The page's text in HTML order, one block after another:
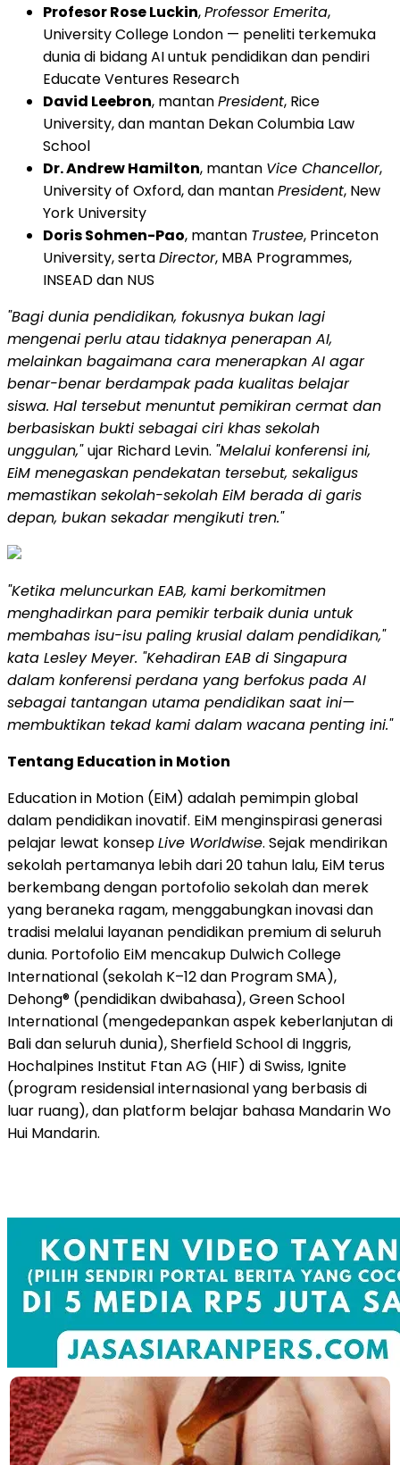
Profesor Rose Luckin,Professor Emerita,
University College London — peneliti terkemuka
dunia di bidang AI untuk pendidikan dan pendiri
Educate Ventures Research
David Leebron, mantanPresident, Rice
University, dan mantan Dekan Columbia Law
School
Dr. Andrew Hamilton, mantan Vice Chancellor,
University of Oxford, dan mantanPresident, New
York University
Doris Sohmen-Pao, mantan Trustee, Princeton
University, sertaDirector, MBA Programmes,
INSEAD dan NUS
"Bagi dunia pendidikan, fokusnya bukan lagi
mengenai perlu atau tidaknya penerapan AI,
melainkan bagaimana cara menerapkan AI agar
benar-benar berdampak pada kualitas belajar
siswa. Hal tersebut menuntut pemikiran cermat dan
berbasiskan bukti sebagai ciri khas sekolah
unggulan,"ujar Richard Levin. "Melalui konferensi ini,
EiM menegaskan pendekatan tersebut, sekaligus
memastikan sekolah-sekolah EiM berada di garis
depan, bukan sekadar mengikuti tren."
"Ketika meluncurkan EAB, kami berkomitmen
menghadirkan para pemikir terbaik dunia untuk
membahas isu-isu paling krusial dalam pendidikan,"
kata Lesley Meyer. "Kehadiran EAB di Singapura
dalam konferensi perdana yang berfokus pada AI
sebagai tantangan utama pendidikan saat ini—
membuktikan tekad kami dalam wacana penting ini."
Tentang Education in Motion
Education in Motion (EiM) adalah pemimpin global
dalam pendidikan inovatif. EiM menginspirasi generasi
pelajar lewat konsepLive Worldwise. Sejak mendirikan
sekolah pertamanya lebih dari 20 tahun lalu, EiM terus
berkembang dengan portofolio sekolah dan merek
yang beraneka ragam, menggabungkan inovasi dan
tradisi melalui layanan pendidikan premium di seluruh
dunia. Portofolio EiM mencakup Dulwich College
International (sekolah K–12 dan Program SMA),
Dehong® (pendidikan dwibahasa), Green School
International (mengedepankan aspek keberlanjutan di
Bali dan seluruh dunia), Sherfield School di Inggris,
Hochalpines Institut Ftan AG (HIF) di Swiss, Ignite
(program residensial internasional yang berbasis di
luar ruang), dan platform belajar bahasa Mandarin Wo
Hui Mandarin.